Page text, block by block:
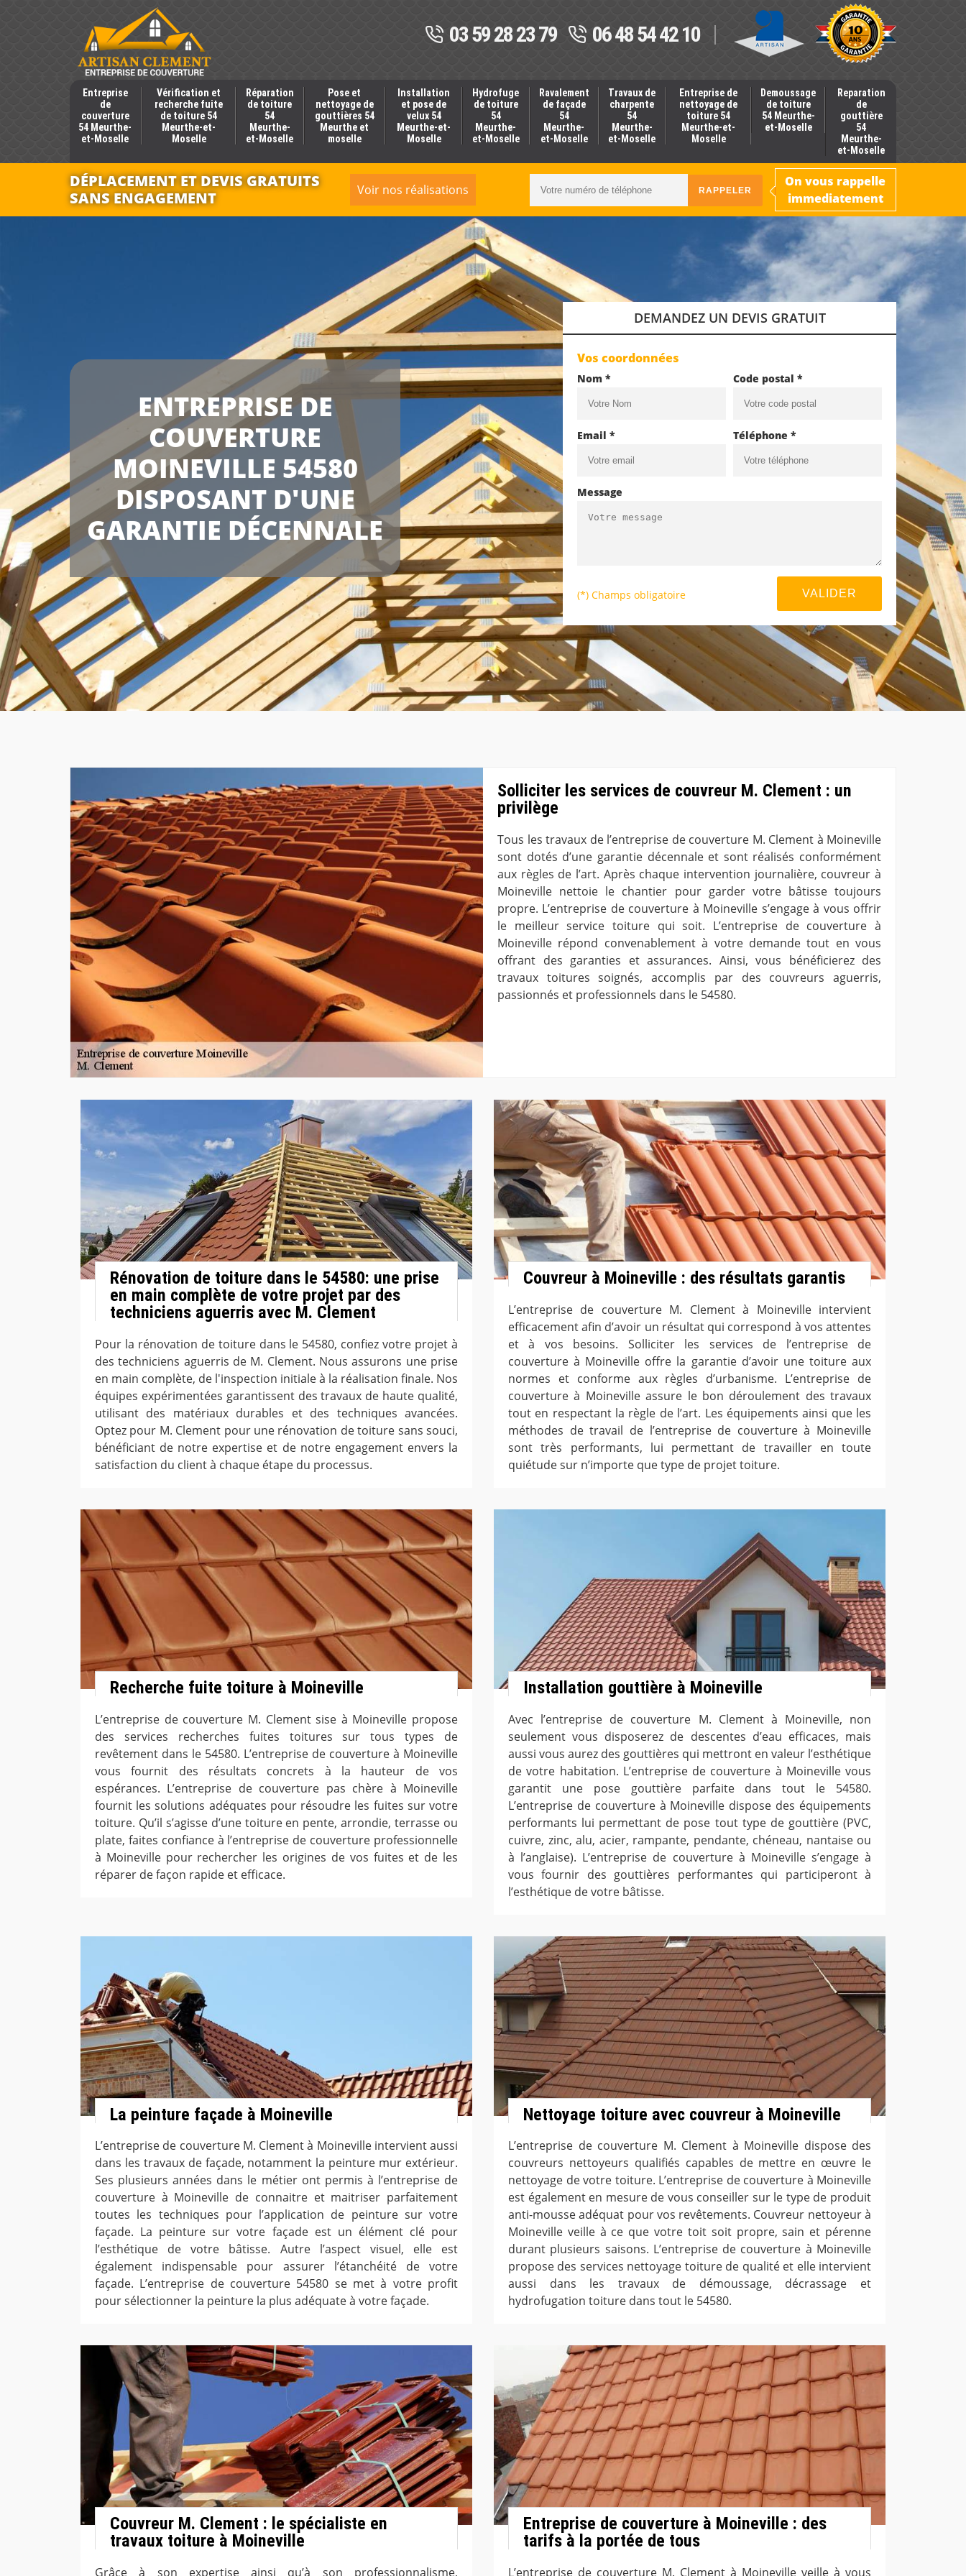
03 59 28 23 79 06 48 54 42 10
Entreprise
de
couverture
54 Meurthe-
et-Moselle
Vérification et
recherche fuite
de toiture 54
Meurthe-et-
Moselle
Réparation
de toiture
54
Meurthe-
et-Moselle
Pose et
nettoyage de
gouttières 54
Meurthe et
moselle
Installation
et pose de
velux 54
Meurthe-et-
Moselle
Hydrofuge
de toiture
54
Meurthe-
et-Moselle
Ravalement
de façade
54
Meurthe-
et-Moselle
Travaux de
charpente
54
Meurthe-
et-Moselle
Entreprise de
nettoyage de
toiture 54
Meurthe-et-
Moselle
Demoussage
de toiture
54 Meurthe-
et-Moselle
Reparation
de
gouttière
54
Meurthe-
et-Moselle
DÉPLACEMENT ET DEVIS GRATUITS
SANS ENGAGEMENT
Voir nos réalisations
On vous rappelle
immediatement
ENTREPRISE DE
COUVERTURE
MOINEVILLE 54580
DISPOSANT D'UNE
GARANTIE DÉCENNALE
DEMANDEZ UN DEVIS GRATUIT
Vos coordonnées
Nom * Code postal *
Email * Téléphone *
Message
(*) Champs obligatoire
Solliciter les services de couvreur M. Clement : un
privilège
Tous les travaux de l’entreprise de couverture M. Clement à Moineville
sont dotés d’une garantie décennale et sont réalisés conformément
aux règles de l’art. Après chaque intervention journalière, couvreur à
Moineville nettoie le chantier pour garder votre bâtisse toujours
propre. L’entreprise de couverture à Moineville s’engage à vous offrir
le meilleur service toiture qui soit. L’entreprise de couverture à
Moineville répond convenablement à votre demande tout en vous
offrant des garanties et assurances. Ainsi, vous bénéficierez des
travaux toitures soignés, accomplis par des couvreurs aguerris,
passionnés et professionnels dans le 54580.
Rénovation de toiture dans le 54580: une prise
en main complète de votre projet par des
techniciens aguerris avec M. Clement
Pour la rénovation de toiture dans le 54580, confiez votre projet à
des techniciens aguerris de M. Clement. Nous assurons une prise
en main complète, de l'inspection initiale à la réalisation finale. Nos
équipes expérimentées garantissent des travaux de haute qualité,
utilisant des matériaux durables et des techniques avancées.
Optez pour M. Clement pour une rénovation de toiture sans souci,
bénéficiant de notre expertise et de notre engagement envers la
satisfaction du client à chaque étape du processus.
Couvreur à Moineville : des résultats garantis
L’entreprise de couverture M. Clement à Moineville intervient
efficacement afin d’avoir un résultat qui correspond à vos attentes
et à vos besoins. Solliciter les services de l’entreprise de
couverture à Moineville offre la garantie d’avoir une toiture aux
normes et conforme aux règles d’urbanisme. L’entreprise de
couverture à Moineville assure le bon déroulement des travaux
tout en respectant la règle de l’art. Les équipements ainsi que les
méthodes de travail de l’entreprise de couverture à Moineville
sont très performants, lui permettant de travailler en toute
quiétude sur n’importe que type de projet toiture.
Recherche fuite toiture à Moineville
L’entreprise de couverture M. Clement sise à Moineville propose
des services recherches fuites toitures sur tous types de
revêtement dans le 54580. L’entreprise de couverture à Moineville
vous fournit des résultats concrets à la hauteur de vos
espérances. L’entreprise de couverture pas chère à Moineville
fournit les solutions adéquates pour résoudre les fuites sur votre
toiture. Qu’il s’agisse d’une toiture en pente, arrondie, terrasse ou
plate, faites confiance à l’entreprise de couverture professionnelle
à Moineville pour rechercher les origines de vos fuites et de les
réparer de façon rapide et efficace.
Installation gouttière à Moineville
Avec l’entreprise de couverture M. Clement à Moineville, non
seulement vous disposerez de descentes d’eau efficaces, mais
aussi vous aurez des gouttières qui mettront en valeur l’esthétique
de votre habitation. L’entreprise de couverture à Moineville vous
garantit une pose gouttière parfaite dans tout le 54580.
L’entreprise de couverture à Moineville dispose des équipements
performants lui permettant de pose tout type de gouttière (PVC,
cuivre, zinc, alu, acier, rampante, pendante, chéneau, nantaise ou
à l’anglaise). L’entreprise de couverture à Moineville s’engage à
vous fournir des gouttières performantes qui participeront à
l’esthétique de votre bâtisse.
La peinture façade à Moineville
L’entreprise de couverture M. Clement à Moineville intervient aussi
dans les travaux de façade, notamment la peinture mur extérieur.
Ses plusieurs années dans le métier ont permis à l’entreprise de
couverture à Moineville de connaitre et maitriser parfaitement
toutes les techniques pour l’application de peinture sur votre
façade. La peinture sur votre façade est un élément clé pour
l’esthétique de votre bâtisse. Autre l’aspect visuel, elle est
également indispensable pour assurer l’étanchéité de votre
façade. L’entreprise de couverture 54580 se met à votre profit
pour sélectionner la peinture la plus adéquate à votre façade.
Nettoyage toiture avec couvreur à Moineville
L’entreprise de couverture M. Clement à Moineville dispose des
couvreurs nettoyeurs qualifiés capables de mettre en œuvre le
nettoyage de votre toiture. L’entreprise de couverture à Moineville
est également en mesure de vous conseiller sur le type de produit
anti-mousse adéquat pour vos revêtements. Couvreur nettoyeur à
Moineville veille à ce que votre toit soit propre, sain et pérenne
durant plusieurs saisons. L’entreprise de couverture à Moineville
propose des services nettoyage toiture de qualité et elle intervient
aussi dans les travaux de démoussage, décrassage et
hydrofugation toiture dans tout le 54580.
Couvreur M. Clement : le spécialiste en
travaux toiture à Moineville
Grâce à son expertise ainsi qu’à son professionnalisme,
Entreprise de couverture à Moineville : des
tarifs à la portée de tous
L’entreprise de couverture M. Clement à Moineville veille à vous